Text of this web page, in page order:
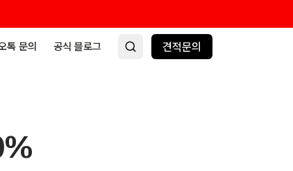
톡 문의 공식 블로그 견적문의